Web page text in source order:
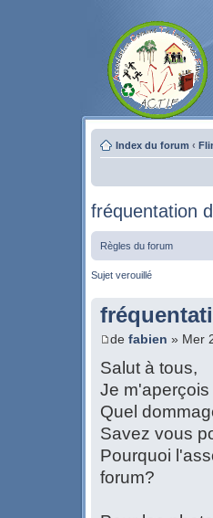
Index du forum ‹
fréquentation
Règles du forum
Sujet verouillé
de fabien » Mer
Salut à tous,
Je
Quel
Savez vous
Pourquoi
forum?